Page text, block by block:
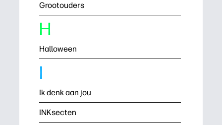
Grootouders
H
Halloween
I
Ik denk aan jou
INKsecten